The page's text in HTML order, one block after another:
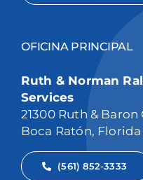
OFICINA PRINCIPAL
Ruth & Norman
Services
21300 Ruth &
Boca Ratón, Florida
(561) 852-3333